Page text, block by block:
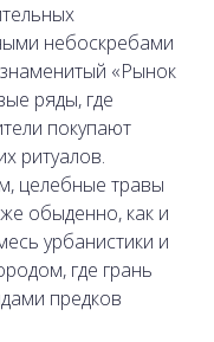
небоскребами
«Рынок
ряды, где
покупают
ритуалов.
целебные травы
обыденно, как и
урбанистики и
где грань
предков